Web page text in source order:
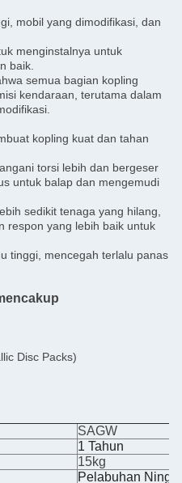
mobil yang dimodifikasi, dan
menginstalnya untuk
baik.
semua bagian kopling
kendaraan, terutama dalam
kopling kuat dan tahan
torsi lebih dan bergeser
untuk balap dan mengemudi
sedikit tenaga yang hilang,
respon yang lebih baik untuk
tinggi, mencegah terlalu panas
Disc Packs)
SAGW
1 Tahun
15kg
Pelabuhan